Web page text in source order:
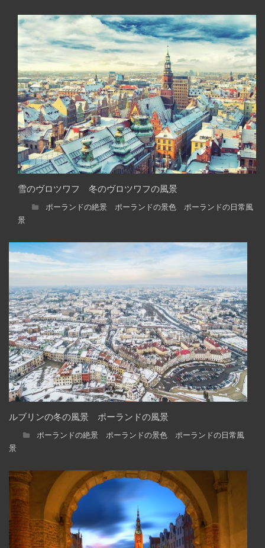
雪のヴロツワフ 冬のヴロツワフの風景
ポーランドの絶景 ポーランドの景色 ポーランドの日常風
景
ルブリンの冬の風景 ポーランドの風景
ポーランドの絶景 ポーランドの景色 ポーランドの日常風
景